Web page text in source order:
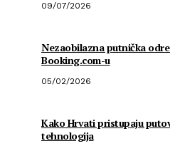
09/07/2026
Nezaobilazna putnička
Booking.com-u
05/02/2026
Kako Hrvati pristupaju
tehnologija